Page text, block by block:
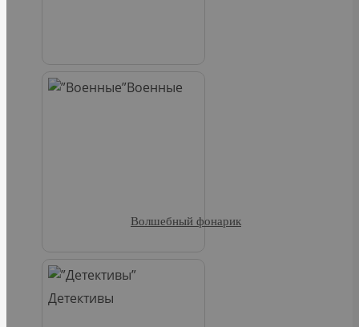
Военные
Детективы
Волшебный фонарик